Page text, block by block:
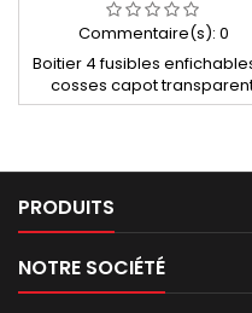
Commentaire(s): 0
Boitier 4 fusibles
cosses capot
PRODUITS
NOTRE SOCIÉTÉ